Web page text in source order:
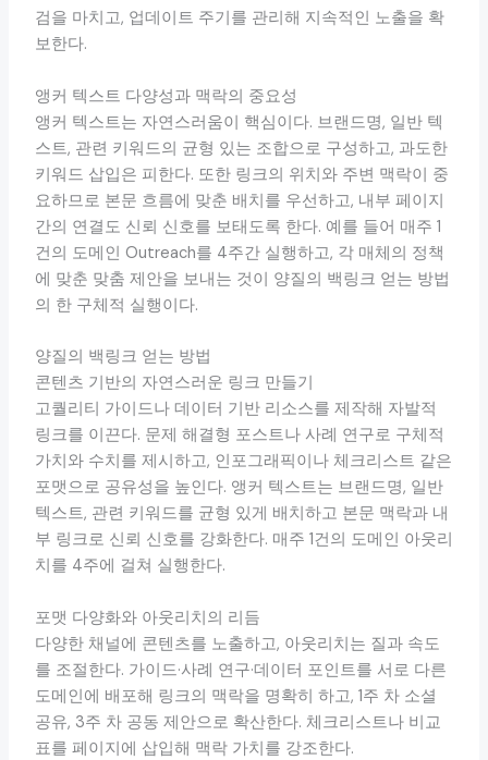
검을 마치고, 업데이트 주기를 관리해 지속적인 노출을 확
보한다.
앵커 텍스트 다양성과 맥락의 중요성
앵커 텍스트는 자연스러움이 핵심이다. 브랜드명, 일반 텍
스트, 관련 키워드의 균형 있는 조합으로 구성하고, 과도한
키워드 삽입은 피한다. 또한 링크의 위치와 주변 맥락이 중
요하므로 본문 흐름에 맞춘 배치를 우선하고, 내부 페이지
간의 연결도 신뢰 신호를 보태도록 한다. 예를 들어 매주 1
건의 도메인 Outreach를 4주간 실행하고, 각 매체의 정책
에 맞춘 맞춤 제안을 보내는 것이 양질의 백링크 얻는 방법
의 한 구체적 실행이다.
양질의 백링크 얻는 방법
콘텐츠 기반의 자연스러운 링크 만들기
고퀄리티 가이드나 데이터 기반 리소스를 제작해 자발적
링크를 이끈다. 문제 해결형 포스트나 사례 연구로 구체적
가치와 수치를 제시하고, 인포그래픽이나 체크리스트 같은
포맷으로 공유성을 높인다. 앵커 텍스트는 브랜드명, 일반
텍스트, 관련 키워드를 균형 있게 배치하고 본문 맥락과 내
부 링크로 신뢰 신호를 강화한다. 매주 1건의 도메인 아웃리
치를 4주에 걸쳐 실행한다.
포맷 다양화와 아웃리치의 리듬
다양한 채널에 콘텐츠를 노출하고, 아웃리치는 질과 속도
를 조절한다. 가이드·사례 연구·데이터 포인트를 서로 다른
도메인에 배포해 링크의 맥락을 명확히 하고, 1주 차 소셜
공유, 3주 차 공동 제안으로 확산한다. 체크리스트나 비교
표를 페이지에 삽입해 맥락 가치를 강조한다.